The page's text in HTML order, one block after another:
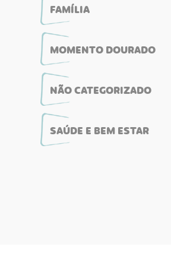
FAMÍLIA
MOMENTO DOURADO
NÃO CATEGORIZADO
SAÚDE E BEM ESTAR